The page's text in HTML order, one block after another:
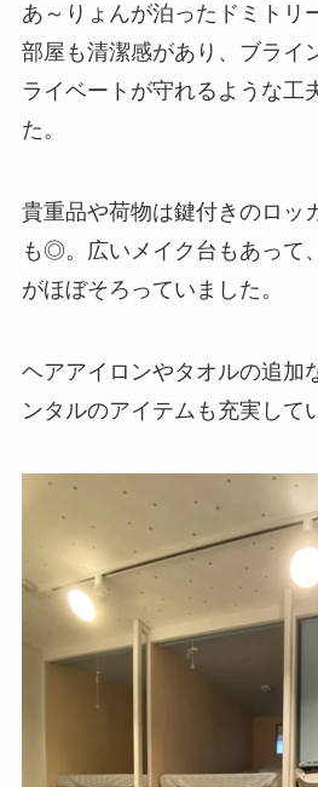
あ～りょんが泊ったドミトリ
部屋も清潔感があり、ブライ
ライベートが守れるような工
た。
貴重品や荷物は鍵付きのロッ
も◎。広いメイク台もあって
がほぼそろっていました。
ヘアアイロンやタオルの追加
ンタルのアイテムも充実して